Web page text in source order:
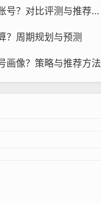
？对比评测与推荐方法
？周期规划与预测
画像？策略与推荐方法